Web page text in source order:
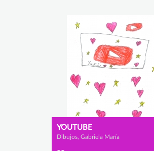
YOUTUBE
Dibujos, Gabriela María